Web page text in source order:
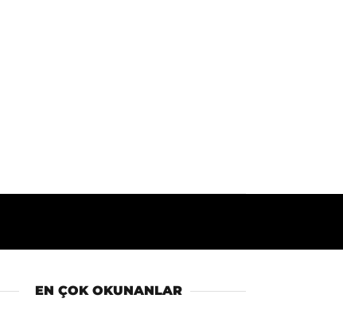
EN ÇOK OKUNANLAR